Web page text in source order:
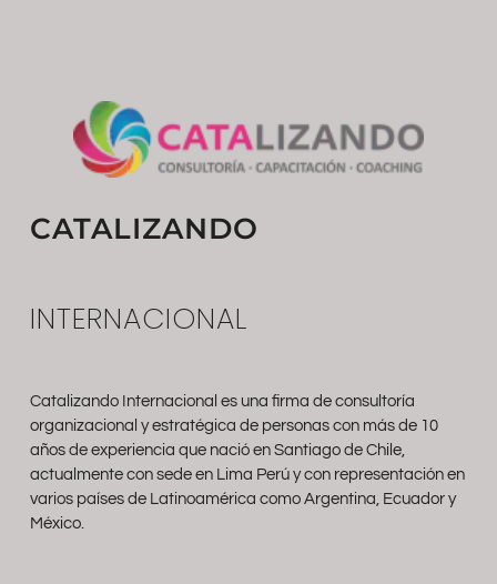
CATALIZANDO
INTERNACIONAL
Catalizando Internacional es una firma de consultoría
organizacional y estratégica de personas con más de 10
años de experiencia que nació en Santiago de Chile,
actualmente con sede en Lima Perú y con representación en
varios países de Latinoamérica como Argentina, Ecuador y
México.